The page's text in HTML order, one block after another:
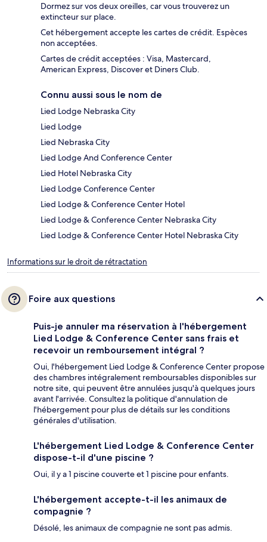
Dormez sur vos deux oreilles, car vous trouverez un
extincteur sur place.
Cet hébergement accepte les cartes de crédit. Espèces
non acceptées.
Cartes de crédit acceptées : Visa, Mastercard,
American Express, Discover et Diners Club.
Connu aussi sous le nom de
Lied Lodge Nebraska City
Lied Lodge
Lied Nebraska City
Lied Lodge And Conference Center
Lied Hotel Nebraska City
Lied Lodge Conference Center
Lied Lodge & Conference Center Hotel
Lied Lodge & Conference Center Nebraska City
Lied Lodge & Conference Center Hotel Nebraska City
Informations sur le droit de rétractation
Foire aux questions
Puis-je annuler ma réservation à l'hébergement
Lied Lodge & Conference Center sans frais et
recevoir un remboursement intégral ?
Oui, l'hébergement Lied Lodge & Conference Center propose
des chambres intégralement remboursables disponibles sur
notre site, qui peuvent être annulées jusqu'à quelques jours
avant l'arrivée. Consultez la politique d'annulation de
l'hébergement pour plus de détails sur les conditions
générales d'utilisation.
L'hébergement Lied Lodge & Conference Center
dispose-t-il d'une piscine ?
Oui, il y a 1 piscine couverte et 1 piscine pour enfants.
L'hébergement accepte-t-il les animaux de
compagnie ?
Désolé, les animaux de compagnie ne sont pas admis.